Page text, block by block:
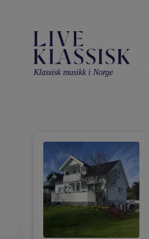
Klassisk musikk i Norge